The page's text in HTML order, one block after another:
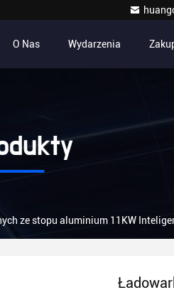
O Nas Wydarzenia
ze stopu aluminium 11KW